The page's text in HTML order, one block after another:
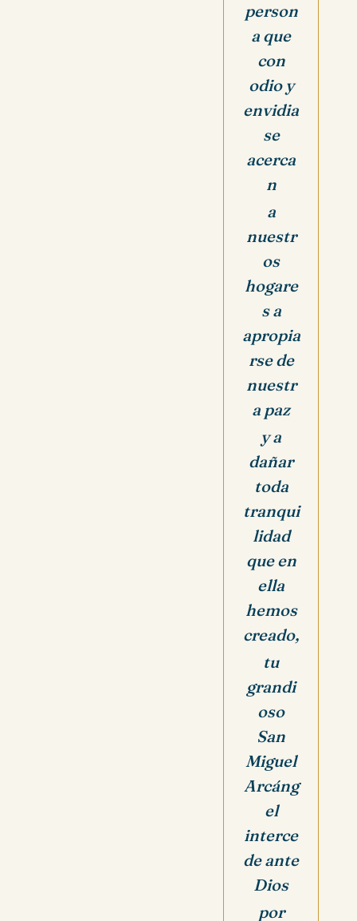
person
a que
con
odio y
envidia
se
acerca
n
a
nuestr
os
hogare
s a
apropia
rse de
nuestr
a paz
y a
dañar
toda
tranqui
lidad
que en
ella
hemos
creado,
tu
grandi
oso
San
Miguel
Arcáng
el
interce
deante
Dios
por